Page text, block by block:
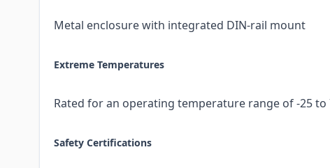
Metal enclosure with integrated DIN-rail mount
Extreme Temperatures
Rated for an operating temperature range of -25 to
Safety Certifications